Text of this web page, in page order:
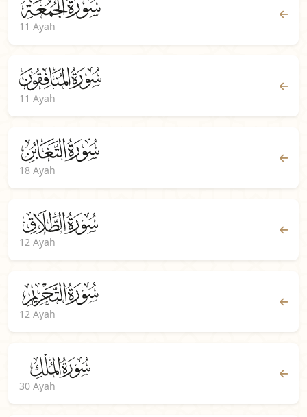
11 Ayah
11 Ayah
18 Ayah
12 Ayah
12 Ayah
30 Ayah